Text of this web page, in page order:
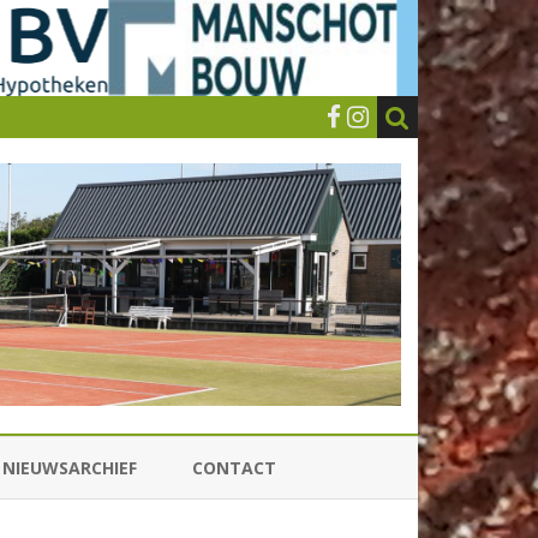
NIEUWSARCHIEF CONTACT